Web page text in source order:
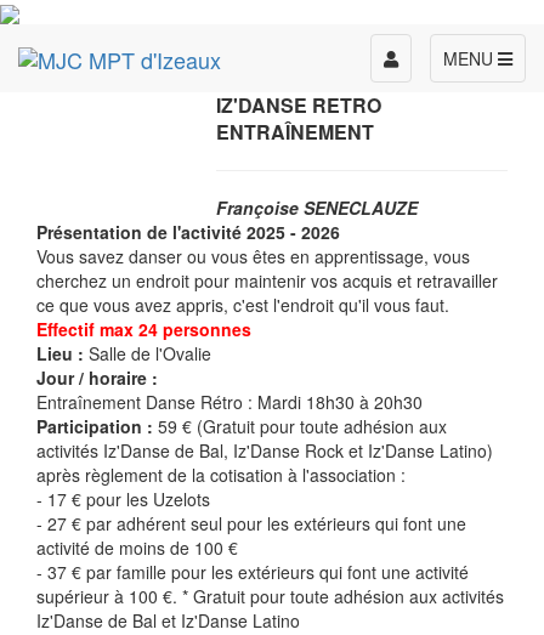
MENU
Toggle
navigation
IZ'DANSE RETRO
ENTRAÎNEMENT
Françoise SENECLAUZE
Présentation de l'activité 2025 - 2026
Vous savez danser ou vous êtes en apprentissage, vous
cherchez un endroit pour maintenir vos acquis et retravailler
ce que vous avez appris, c'est l'endroit qu'il vous faut.
Effectif max 24 personnes
Lieu : Salle de l'Ovalie
Jour / horaire :
Entraînement Danse Rétro : Mardi 18h30 à 20h30
Participation : 59 € (Gratuit pour toute adhésion aux
activités Iz'Danse de Bal, Iz'Danse Rock et Iz'Danse Latino)
après règlement de la cotisation à l'association :
- 17 € pour les Uzelots
- 27 € par adhérent seul pour les extérieurs qui font une
activité de moins de 100 €
- 37 € par famille pour les extérieurs qui font une activité
supérieur à 100 €. * Gratuit pour toute adhésion aux activités
Iz'Danse de Bal et Iz'Danse Latino